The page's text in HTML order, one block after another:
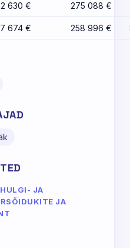
630 € 275 088 €
674 € 258 996 €
JA
JA